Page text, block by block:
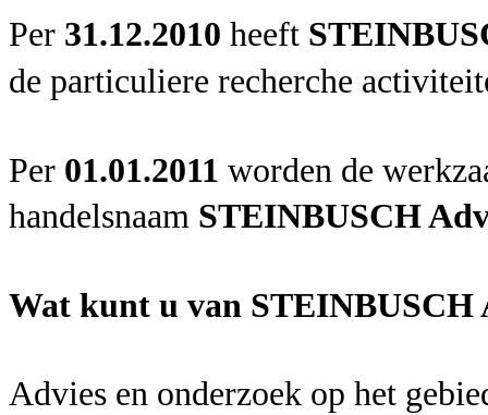
Per 31.12.2010 heeft
de particuliere recherche
Per 01.01.2011 worden de
handelsnaam STEINBUSCH
Wat kunt u van STEINBUSCH
Advies en onderzoek op het